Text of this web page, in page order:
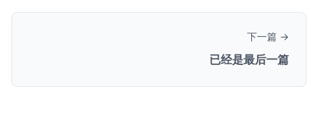
下一篇 →
已经是最后一篇